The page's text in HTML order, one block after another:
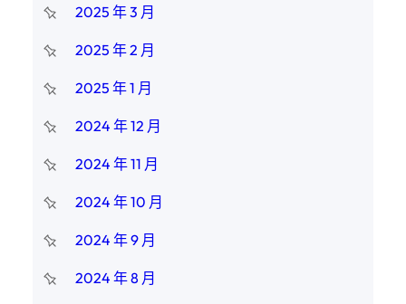
2025 年 3 月
2025 年 2 月
2025 年 1 月
2024 年 12 月
2024 年 11 月
2024 年 10 月
2024 年 9 月
2024 年 8 月